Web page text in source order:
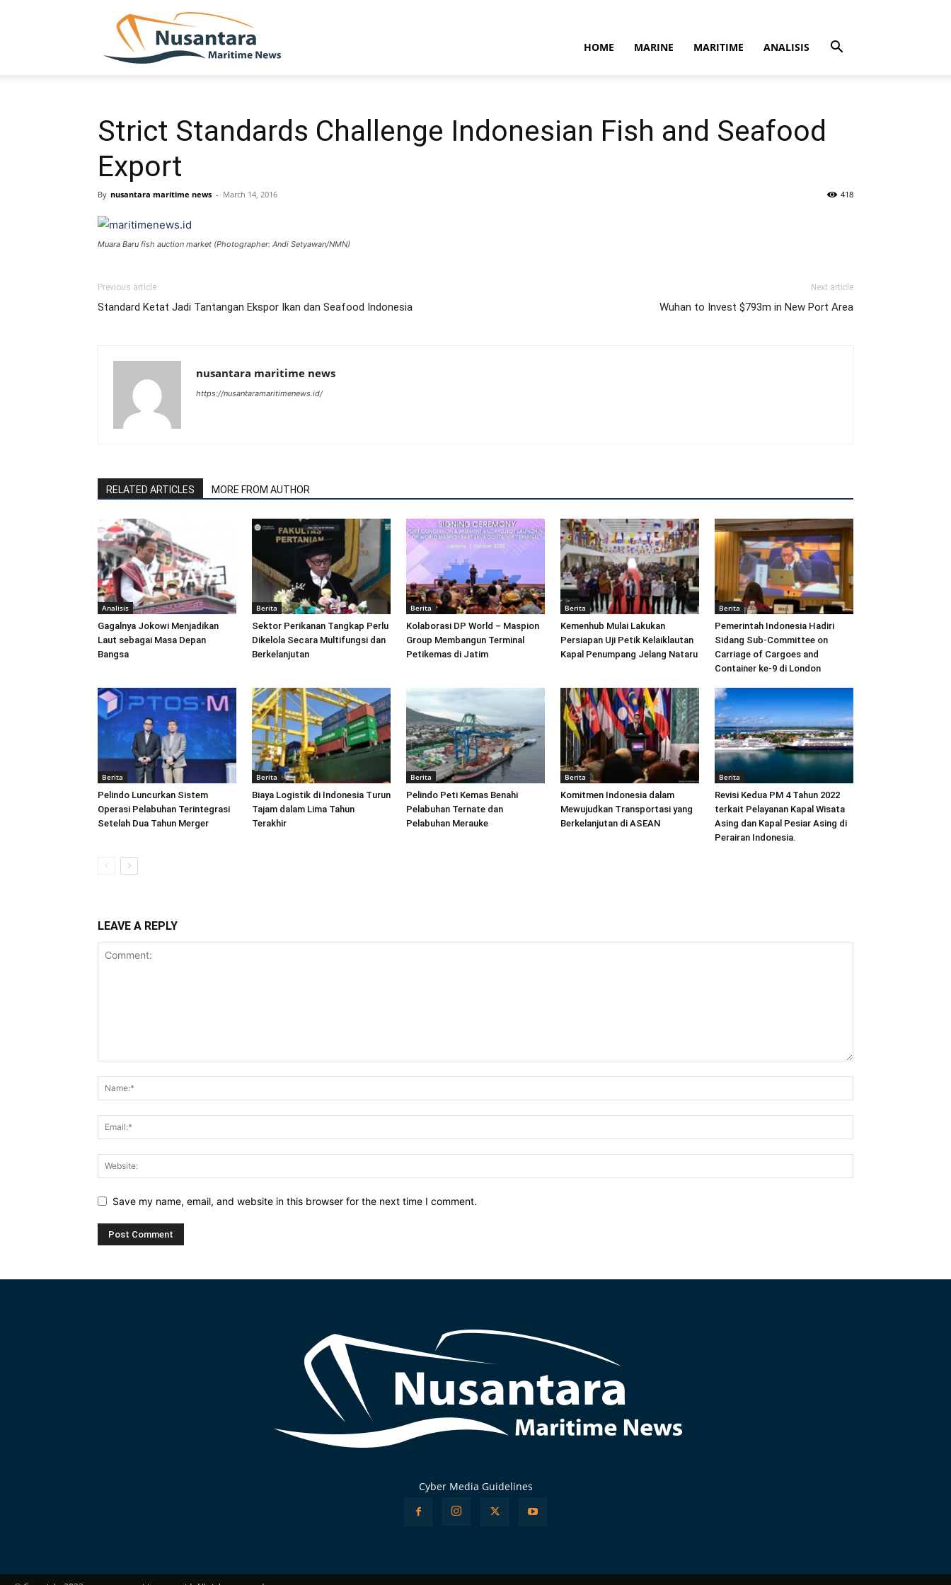
HOME MARINE MARITIME ANALISIS
Strict Standards Challenge Indonesian Fish and Seafood
Export
By nusantara maritime news - March 14, 2016 418
Muara Baru fish auction market (Photographer: Andi Setyawan/NMN)
Previous article
Standard Ketat Jadi Tantangan Ekspor Ikan dan Seafood Indonesia
Next article
Wuhan to Invest $793m in New Port Area
nusantara maritime news
https://nusantaramaritimenews.id/
RELATED ARTICLES MORE FROM AUTHOR
Analisis
Gagalnya Jokowi Menjadikan
Laut sebagai Masa Depan
Bangsa
Berita
Sektor Perikanan Tangkap Perlu
Dikelola Secara Multifungsi dan
Berkelanjutan
Berita
Kolaborasi DP World – Maspion
Group Membangun Terminal
Petikemas di Jatim
Berita
Kemenhub Mulai Lakukan
Persiapan Uji Petik Kelaiklautan
Kapal Penumpang Jelang Nataru
Berita
Pemerintah Indonesia Hadiri
Sidang Sub-Committee on
Carriage of Cargoes and
Container ke-9 di London
Berita
Pelindo Luncurkan Sistem
Operasi Pelabuhan Terintegrasi
Setelah Dua Tahun Merger
Berita
Biaya Logistik di Indonesia Turun
Tajam dalam Lima Tahun
Terakhir
Berita
Pelindo Peti Kemas Benahi
Pelabuhan Ternate dan
Pelabuhan Merauke
Berita
Komitmen Indonesia dalam
Mewujudkan Transportasi yang
Berkelanjutan di ASEAN
Berita
Revisi Kedua PM 4 Tahun 2022
terkait Pelayanan Kapal Wisata
Asing dan Kapal Pesiar Asing di
Perairan Indonesia.
LEAVE A REPLY
Save my name, email, and website in this browser for the next time I comment.
Cyber Media Guidelines